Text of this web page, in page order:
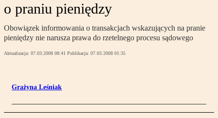
o praniu pieniędzy
Obowiązek informowania o transakcjach wskazujących na pranie
pieniędzy nie narusza prawa do rzetelnego procesu sądowego
Aktualizacja: 07.03.2008 08:41 Publikacja: 07.03.2008 01:35
Grażyna Leśniak